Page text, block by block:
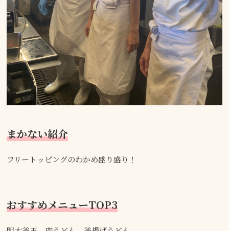
まかない紹介
フリートッピングのわかめ盛り盛り！
おすすめメニューTOP3